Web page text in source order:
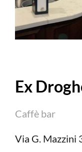
Ex
Caffè bar
Via G. Mazzini